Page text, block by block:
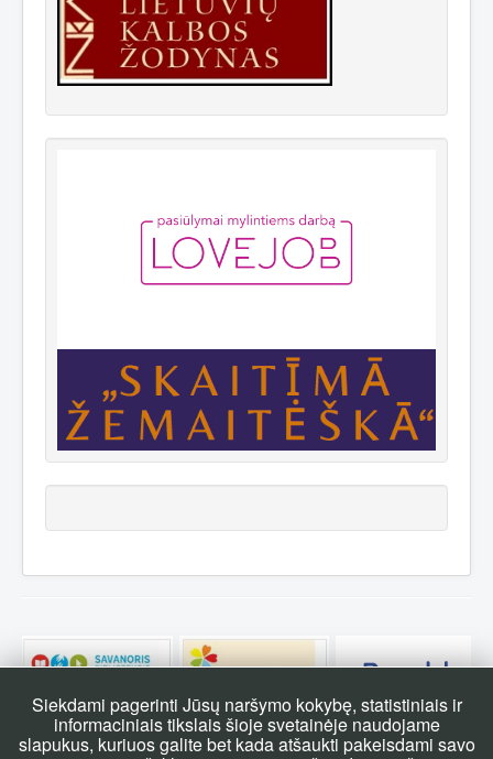
Siekdami pagerinti Jūsų naršymo kokybę, statistiniais ir
informaciniais tikslais šioje svetainėje naudojame
slapukus, kuriuos galite bet kada atšaukti pakeisdami savo